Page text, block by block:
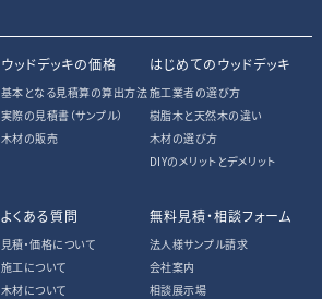
ウッドデッキの価格
基本となる見積算の算出方法
実際の見積書 （サンプル）
木材の販売
はじめてのウッドデッキ
施工業者の選び方
樹脂木と天然木の違い
木材の選び方
DIYのメリットとデメリット
よくある質問
見積・価格について
施工について
木材について
無料見積・相談フォーム
法人様サンプル請求
会社案内
相談展示場